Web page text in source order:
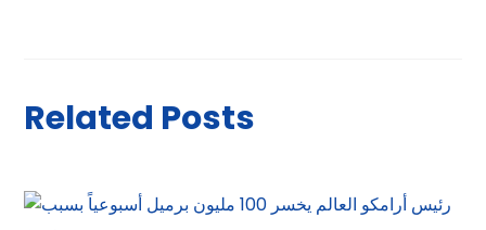
Related Posts